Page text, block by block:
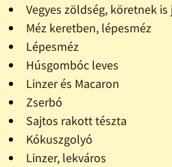
Vegyes zöldség, köretnek is
Méz keretben, lépesméz
Lépesméz
Húsgombóc leves
Linzer és Macaron
Zserbó
Sajtos rakott tészta
Kókuszgolyó
Linzer, lekváros